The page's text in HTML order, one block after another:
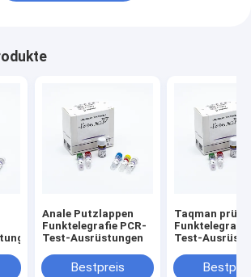
Anale Putzlappen
Funktelegrafie PCR-
Test-Ausrüstungen
Bestpreis
Taqman prüft
Funktelegrafie
Test-